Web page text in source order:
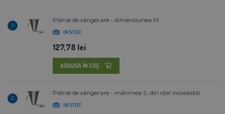
1
Pâlnie de sângerare - dimensiunea M
IN STOC
127,78 lei
ADAUGĂ ÎN COŞ
2
Pâlnie de sângerare - mărimea S, din oțel inoxidabil
IN STOC